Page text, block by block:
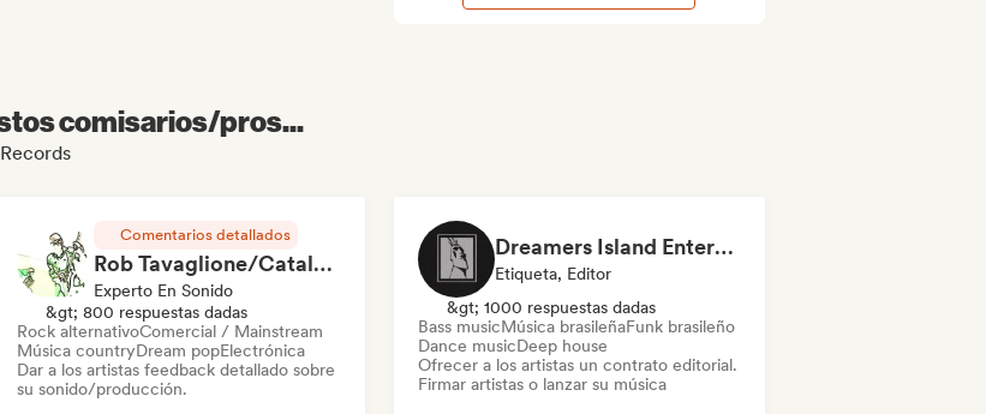
comisarios/pros...
Comentarios detallados
Rob Tavaglione/Catalyst Recording
Experto En Sonido
&gt; 800 respuestas dadas
Rock alternativoComercial / Mainstream
Música countryDream popElectrónica
Dar a los artistas feedback detallado sobre
su sonido/producción.
Dreamers Island Entertainment
Etiqueta, Editor
&gt; 1000 respuestas dadas
Bass musicMúsica brasileñaFunk brasileño
Dance musicDeep house
Ofrecer a los artistas un contrato editorial.
Firmar artistas o lanzar su música